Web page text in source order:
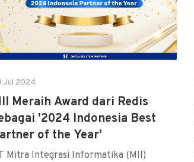
Jul 2024
Meraih Award dari Redis
'2024 Indonesia Best
of the Year'
Mitra Integrasi Informatika (MII)